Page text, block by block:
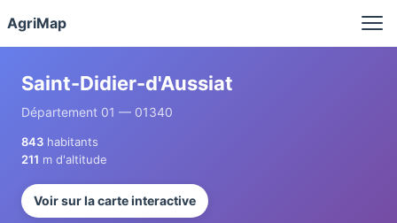
AgriMap
Saint-Didier-d'Aussiat
Département 01 — 01340
843 habitants
211 m d'altitude
Voir sur la carte interactive